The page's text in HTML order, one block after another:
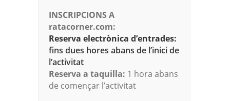
INSCRIPCIONS A
ratacorner.com:
Reserva electrònica d’entrades:
fins dues hores abans de l’inici de
l’activitat
Reserva a taquilla: 1 hora abans
de començar l’activitat